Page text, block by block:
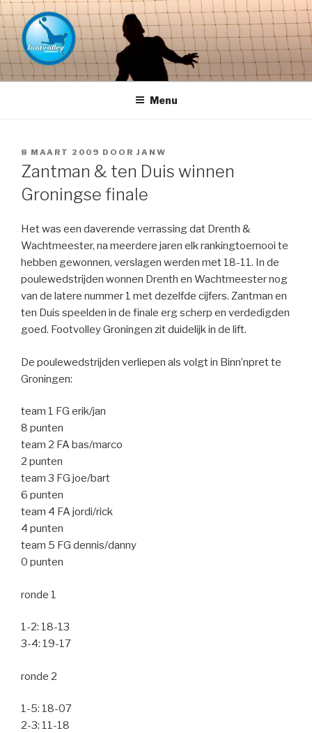
Naar
de
inhoud
springen
FOOTVOLLEY GRONINGEN –
THE HOME OF PETACCHI'S
Menu
GEPLAATST
OP
8 MAART 2009 DOOR JANW
Zantman & ten Duis winnen
Groningse finale
Het was een daverende verrassing dat Drenth &
Wachtmeester, na meerdere jaren elk rankingtoernooi te
hebben gewonnen, verslagen werden met 18-11. In de
poulewedstrijden wonnen Drenth en Wachtmeester nog
van de latere nummer 1 met dezelfde cijfers. Zantman en
ten Duis speelden in de finale erg scherp en verdedigden
goed. Footvolley Groningen zit duidelijk in de lift.
De poulewedstrijden verliepen als volgt in Binn’npret te
Groningen:
team 1 FG erik/jan
8 punten
team 2 FA bas/marco
2 punten
team 3 FG joe/bart
6 punten
team 4 FA jordi/rick
4 punten
team 5 FG dennis/danny
0 punten
ronde 1
1-2: 18-13
3-4: 19-17
ronde 2
1-5: 18-07
2-3: 11-18